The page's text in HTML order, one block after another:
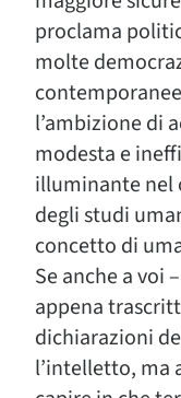
proclama
molte
l’ambizione di
modesta e
illuminante nel
degli studi
concetto di
Se anche a voi
appena
dichiarazioni
l’intelletto, ma